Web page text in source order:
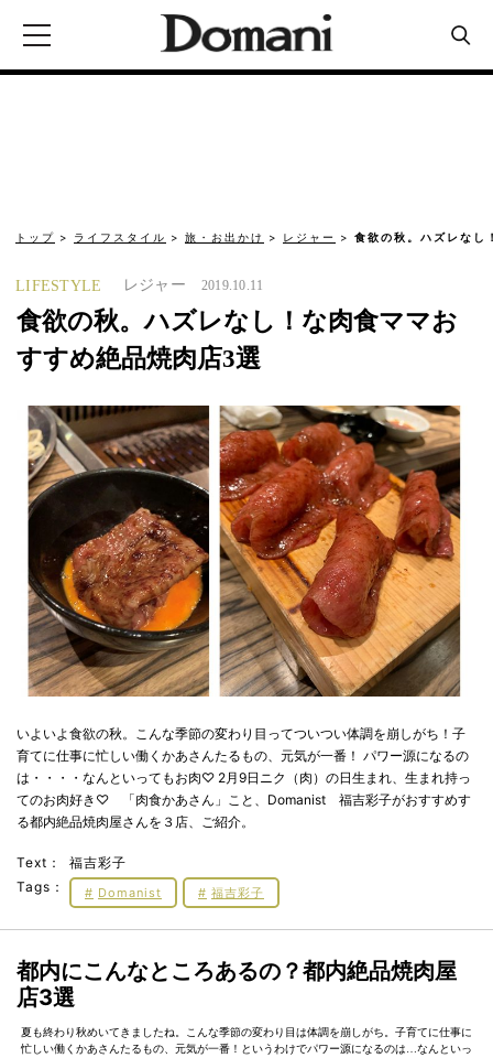
トップ ライフスタイル 旅・お出かけ レジャー 食欲の秋。ハズレなし
LIFESTYLE レジャー 2019.10.11
食欲の秋。ハズレなし！な肉食ママお
すすめ絶品焼肉店3選
いよいよ食欲の秋。こんな季節の変わり目ってついつい体調を崩しがち！子
育てに仕事に忙しい働くかあさんたるもの、元気が一番！ パワー源になるの
は・・・・なんといってもお肉♡ 2月9日ニク（肉）の日生まれ、生まれ持っ
てのお肉好き♡ 「肉食かあさん」こと、Domanist 福吉彩子がおすすめす
る都内絶品焼肉屋さんを３店、ご紹介。
Text：
福吉彩子
Tags：
Domanist 福吉彩子
都内にこんなところあるの？都内絶品焼肉屋
店3選
夏も終わり秋めいてきましたね。こんな季節の変わり目は体調を崩しがち。子育てに仕事に
忙しい働くかあさんたるもの、元気が一番！というわけでパワー源になるのは…なんといっ